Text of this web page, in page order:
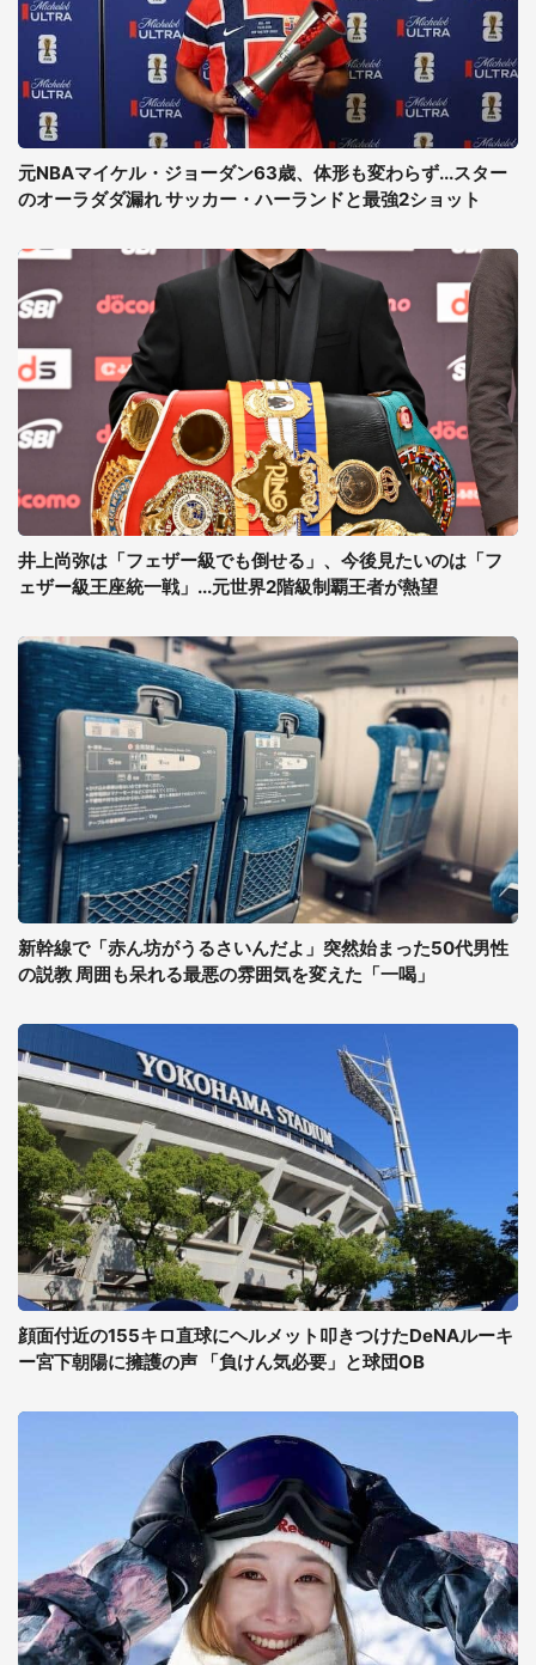
元NBAマイケル・ジョーダン63歳、体形も変わらず...スター
のオーラダダ漏れ サッカー・ハーランドと最強2ショット
井上尚弥は「フェザー級でも倒せる」、今後見たいのは「フ
ェザー級王座統一戦」...元世界2階級制覇王者が熱望
新幹線で「赤ん坊がうるさいんだよ」突然始まった50代男性
の説教 周囲も呆れる最悪の雰囲気を変えた「一喝」
顔面付近の155キロ直球にヘルメット叩きつけたDeNAルーキ
ー宮下朝陽に擁護の声 「負けん気必要」と球団OB